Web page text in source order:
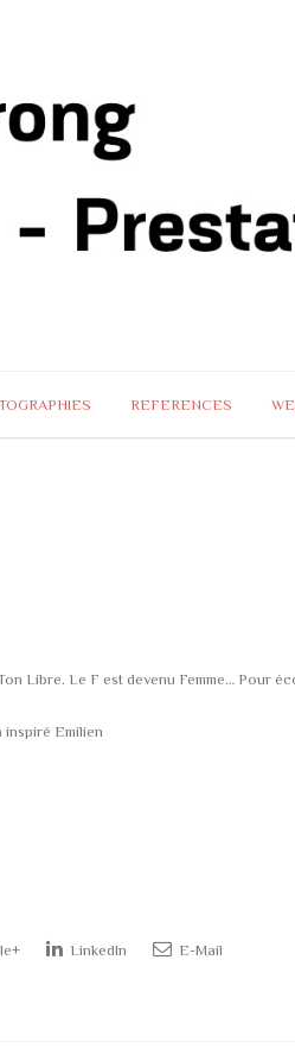
REFERENCES
Libre. Le F est devenu Femme… Pour
inspiré Emilien
LinkedIn E-Mail